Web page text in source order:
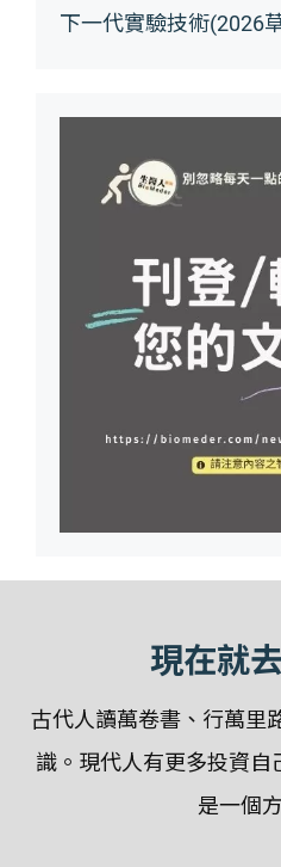
下一代實驗技術(2026
現在就
古代人讀萬卷書、行萬里
識。現代人有更多投資自
是一個